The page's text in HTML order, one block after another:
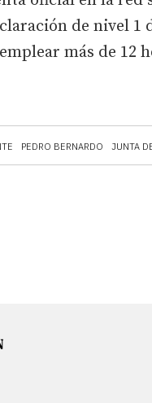
PEDRO BERNARDO JUNTA
de nivel 1
más de 12